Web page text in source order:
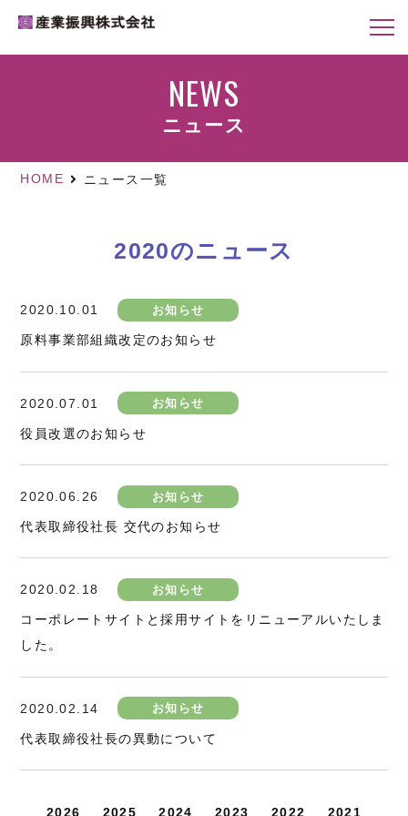
NEWS
ニュース
HOME ニュース一覧
2020のニュース
2020.10.01 お知らせ
原料事業部組織改定のお知らせ
2020.07.01 お知らせ
役員改選のお知らせ
2020.06.26 お知らせ
代表取締役社長 交代のお知らせ
2020.02.18 お知らせ
コーポレートサイトと採用サイトをリニューアルいたしま
した。
2020.02.14 お知らせ
代表取締役社長の異動について
2026 2025 2024 2023 2022 2021